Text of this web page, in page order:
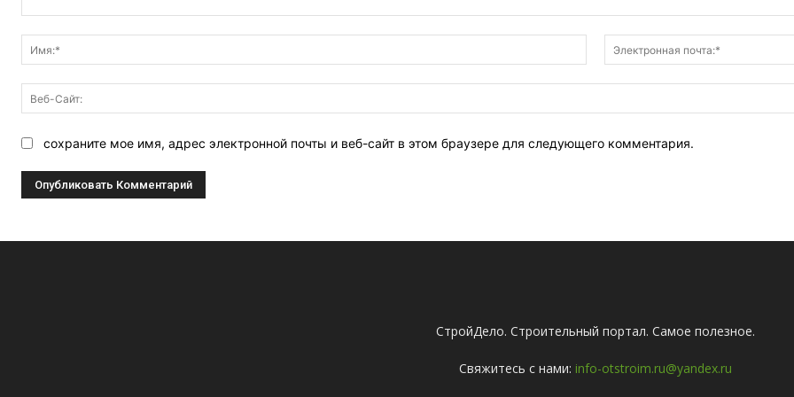
Имя:*
сохраните мое имя, адрес электронной почты и веб-сайт в этом браузере для следующего комментария.
СтройДело. Строительный портал. Самое полезное.
Свяжитесь с нами: info-otstroim.ru@yandex.ru